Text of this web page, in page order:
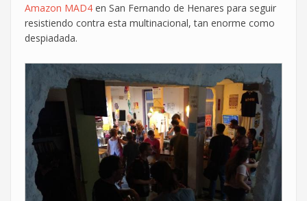
Amazon MAD4 en San Fernando de Henares para seguir
resistiendo contra esta multinacional, tan enorme como
despiadada.